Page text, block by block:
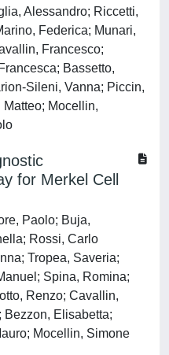
Alessandro; Riccetti,
Federica; Munari,
Francesco;
Bassetto,
Sileni, Vanna; Piccin,
Mocellin,
for Merkel Cell
Paolo; Buja,
Rossi, Carlo
Tropea, Saveria;
Spina, Romina;
Renzo; Cavallin,
Bezzon, Elisabetta;
Mocellin, Simone